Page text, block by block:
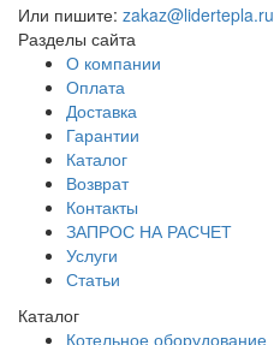
Или пишите: zakaz@lidertepla.ru
Разделы сайта
О компании
Оплата
Доставка
Гарантии
Каталог
Возврат
Контакты
ЗАПРОС НА РАСЧЕТ
Услуги
Статьи
Каталог
Котельное оборудование